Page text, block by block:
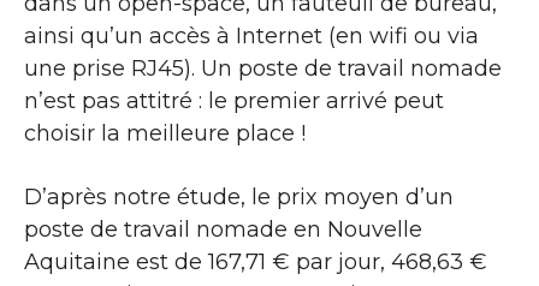
ainsi qu’un accès à Internet (en wifi ou via
une prise RJ45). Un poste de travail nomade
n’est pas attitré : le premier arrivé peut
choisir la meilleure place !
D’après notre étude, le prix moyen d’un
poste de travail nomade en Nouvelle
Aquitaine est de 167,71 € par jour, 468,63 €